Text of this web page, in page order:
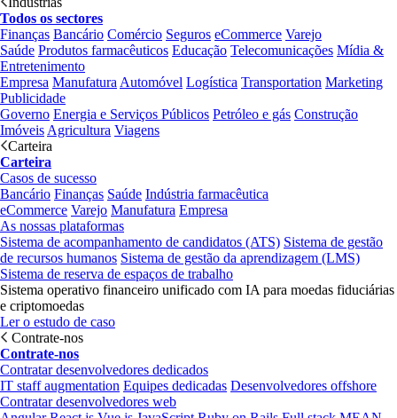
Todos os sectores
Finanças Bancário Comércio Seguros eCommerce Varejo
Saúde Produtos farmacêuticos Educação Telecomunicações Mídia &
Entretenimento
Empresa Manufatura Automóvel Logística Transportation Marketing
Publicidade
Governo Energia e Serviços Públicos Petróleo e gás Construção
Imóveis Agricultura Viagens
Carteira
Carteira
Casos de sucesso
Bancário Finanças Saúde Indústria farmacêutica
eCommerce Varejo Manufatura Empresa
As nossas plataformas
Sistema de acompanhamento de candidatos (ATS) Sistema de gestão
de recursos humanos Sistema de gestão da aprendizagem (LMS)
Sistema de reserva de espaços de trabalho
Sistema operativo financeiro unificado com IA para moedas fiduciárias
e criptomoedas
Ler o estudo de caso
Contrate-nos
Contrate-nos
Contratar desenvolvedores dedicados
IT staff augmentation Equipes dedicadas Desenvolvedores offshore
Contratar desenvolvedores web